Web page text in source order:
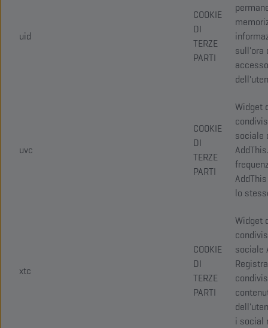
uid
COOKIE
DI
TERZE
PARTI
sull'ora
accesso
uvc
COOKIE
DI
TERZE
PARTI
Widget
sociale
lo
xtc
COOKIE
DI
TERZE
PARTI
Widget
sociale
i social